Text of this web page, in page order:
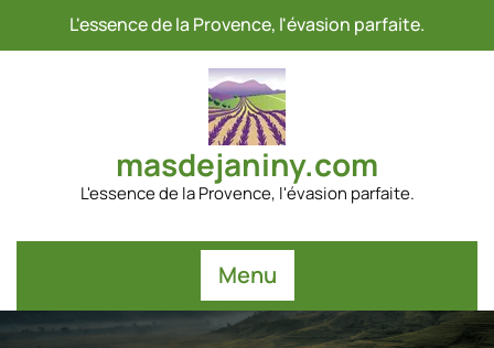
L'essence de la Provence, l'évasion parfaite.
masdejaniny.com
L'essence de la Provence, l'évasion parfaite.
Menu